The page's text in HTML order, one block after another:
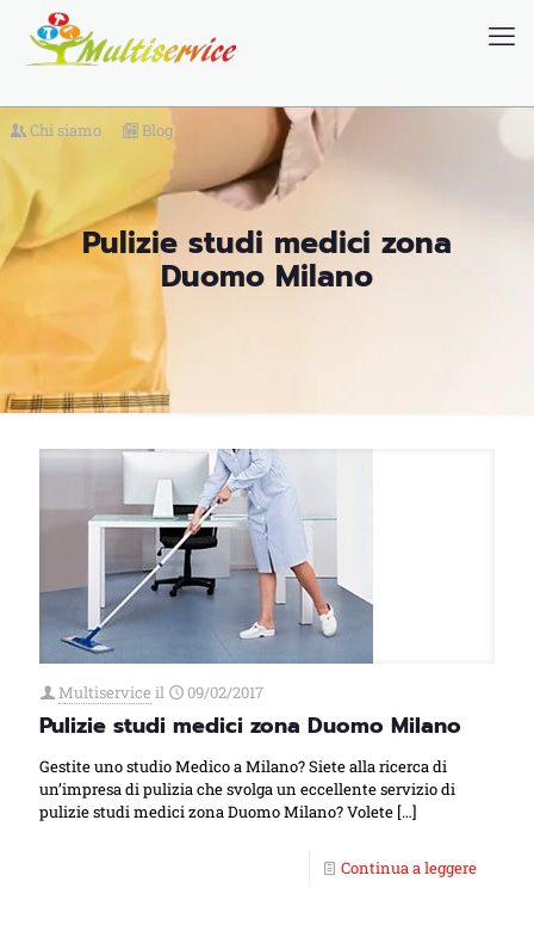
Chi siamo Blog
Pulizie studi medici zona
Duomo Milano
Multiservice il 09/02/2017
Pulizie studi medici zona Duomo Milano
Gestite uno studio Medico a Milano? Siete alla ricerca di
un’impresa di pulizia che svolga un eccellente servizio di
pulizie studi medici zona Duomo Milano? Volete […]
Continua a leggere